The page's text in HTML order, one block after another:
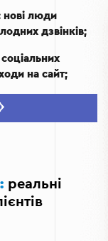
нові люди
дзвінків;
на сайт;
за
прямо
реальні